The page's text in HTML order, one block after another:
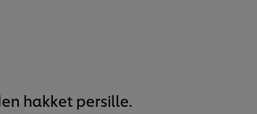
hakket persille.